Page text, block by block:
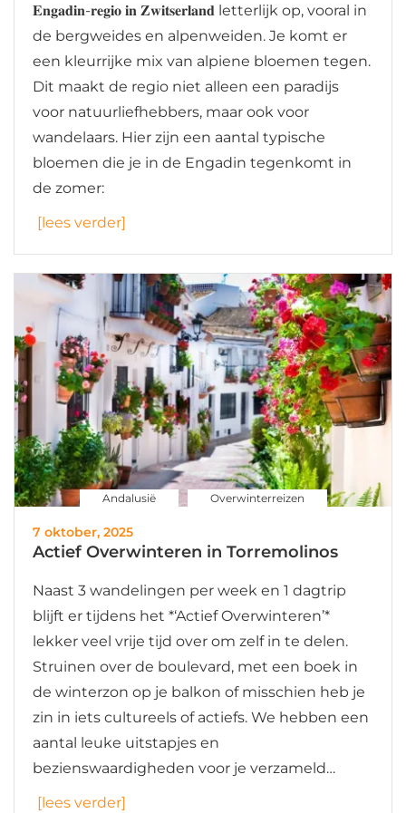
𝐄𝐧𝐠𝐚𝐝𝐢𝐧-𝐫𝐞𝐠𝐢𝐨 𝐢𝐧 𝐙𝐰𝐢𝐭𝐬𝐞𝐫𝐥𝐚𝐧𝐝 letterlijk op, vooral in
de bergweides en alpenweiden. Je komt er
een kleurrijke mix van alpiene bloemen tegen.
Dit maakt de regio niet alleen een paradijs
voor natuurliefhebbers, maar ook voor
wandelaars. Hier zijn een aantal typische
bloemen die je in de Engadin tegenkomt in
de zomer:
[lees verder]
Andalusië Overwinterreizen
7 oktober, 2025
Actief Overwinteren in Torremolinos
Naast 3 wandelingen per week en 1 dagtrip
blijft er tijdens het *‘Actief Overwinteren’*
lekker veel vrije tijd over om zelf in te delen.
Struinen over de boulevard, met een boek in
de winterzon op je balkon of misschien heb je
zin in iets cultureels of actiefs. We hebben een
aantal leuke uitstapjes en
bezienswaardigheden voor je verzameld…
[lees verder]